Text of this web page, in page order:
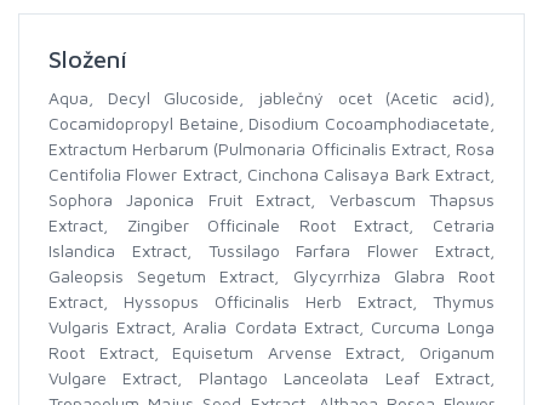
Složení
Aqua, Decyl Glucoside, jablečný ocet (Acetic acid),
Cocamidopropyl Betaine, Disodium Cocoamphodiacetate,
Extractum Herbarum (Pulmonaria Officinalis Extract, Rosa
Centifolia Flower Extract, Cinchona Calisaya Bark Extract,
Sophora Japonica Fruit Extract, Verbascum Thapsus
Extract, Zingiber Officinale Root Extract, Cetraria
Islandica Extract, Tussilago Farfara Flower Extract,
Galeopsis Segetum Extract, Glycyrrhiza Glabra Root
Extract, Hyssopus Officinalis Herb Extract, Thymus
Vulgaris Extract, Aralia Cordata Extract, Curcuma Longa
Root Extract, Equisetum Arvense Extract, Origanum
Vulgare Extract, Plantago Lanceolata Leaf Extract,